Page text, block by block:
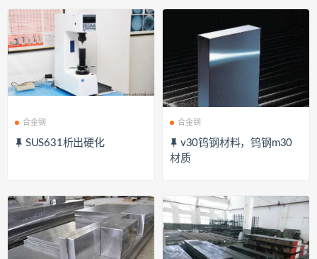
合金钢
SUS631析出硬化
合金钢
v30钨钢材料，钨钢m30
材质